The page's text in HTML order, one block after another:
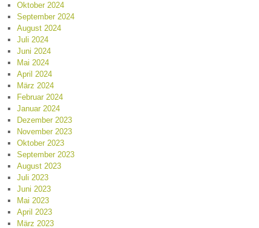
Oktober 2024
September 2024
August 2024
Juli 2024
Juni 2024
Mai 2024
April 2024
März 2024
Februar 2024
Januar 2024
Dezember 2023
November 2023
Oktober 2023
September 2023
August 2023
Juli 2023
Juni 2023
Mai 2023
April 2023
März 2023